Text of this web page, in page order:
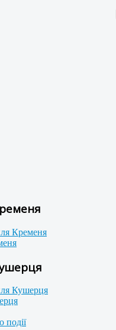
Кременя
Кушерця
події